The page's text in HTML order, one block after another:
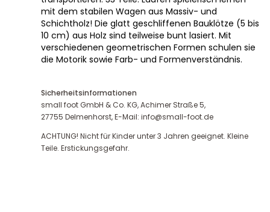
mit dem stabilen Wagen aus Massiv- und
Schichtholz! Die glatt geschliffenen Bauklötze (5 bis
10 cm) aus Holz sind teilweise bunt lasiert. Mit
verschiedenen geometrischen Formen schulen sie
die Motorik sowie Farb- und Formenverständnis.
Sicherheitsinformationen
small foot GmbH & Co. KG, Achimer Straße 5,
27755 Delmenhorst, E-Mail: info@small-foot.de
ACHTUNG! Nicht für Kinder unter 3 Jahren geeignet. Kleine
Teile. Erstickungsgefahr.